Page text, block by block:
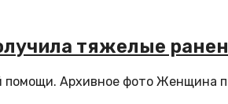
тяжелые
помощи. Архивное фото Женщина